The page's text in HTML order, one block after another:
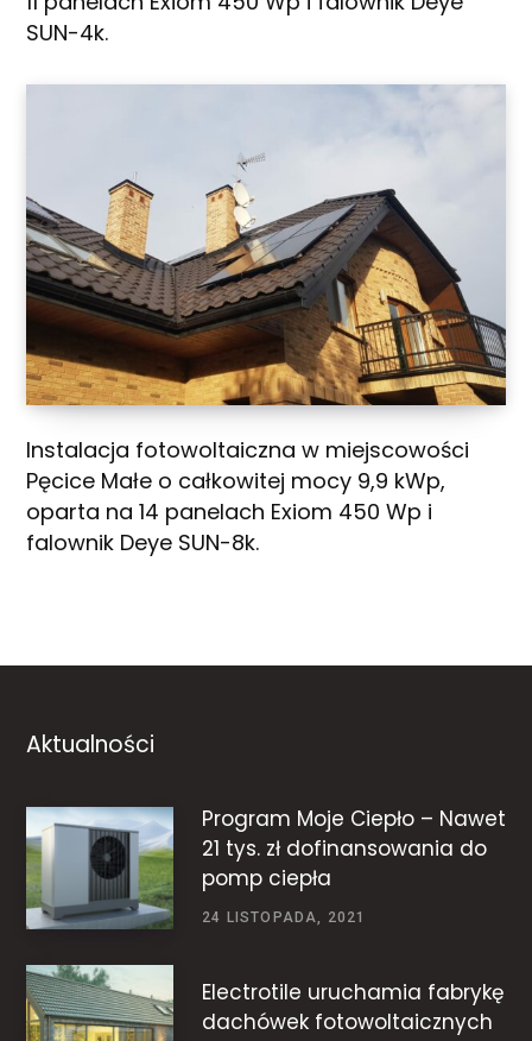
SUN-4k.
Instalacja fotowoltaiczna w miejscowości
Pęcice Małe o całkowitej mocy 9,9 kWp,
oparta na 14 panelach Exiom 450 Wp i
falownik Deye SUN-8k.
Aktualności
Program Moje Ciepło – Nawet
21 tys. zł dofinansowania do
pomp ciepła
24 LISTOPADA, 2021
Electrotile uruchamia fabrykę
dachówek fotowoltaicznych